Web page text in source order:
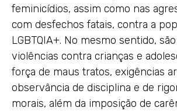
feminicídios, assim como nas
com desfechos fatais, contra a
LGBTQIA+. No mesmo sentido,
violências contra crianças e
força de maus tratos, exigências
observância de disciplina e de
morais, além da imposição de